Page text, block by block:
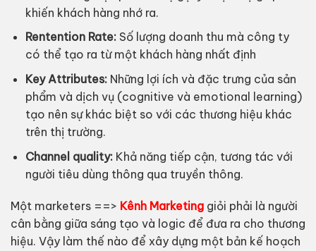
khiến khách hàng nhớ ra.
Rentention Rate:Số lượng doanh thu mà công ty
có thể tạo ra từ một khách hàng nhất định
Key Attributes:Những lợi ích và đặc trưng của sản
phẩm và dịch vụ (cognitive và emotional learning)
tạo nên sự khác biệt so với các thương hiệu khác
trên thị trường.
Channel quality:Khả năng tiếp cận, tương tác với
người tiêu dùng thông qua truyền thông.
Một marketers ==> Kênh Marketing giỏi phải là người
cân bằng giữa sáng tạo và logic để đưa ra cho thương
hiệu. Vậy làm thế nào để xây dựng một bản kế hoạch